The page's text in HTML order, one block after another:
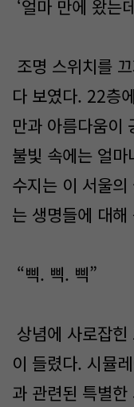
‘얼마 만에 왔는
조명 스위치를
다 보였다. 22층
만과 아름다움이
불빛 속에는 얼
수지는 이 서울
는 생명들에 대해
“삑. 삑. 삑”
상념에 사로잡
이 들렸다. 시뮬
과 관련된 특별